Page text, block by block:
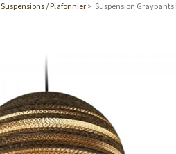
Suspensions / Plafonnier > Suspension Graypants